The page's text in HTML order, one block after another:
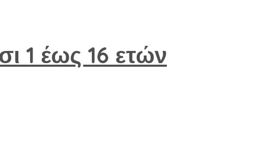
1 έως 16 ετών